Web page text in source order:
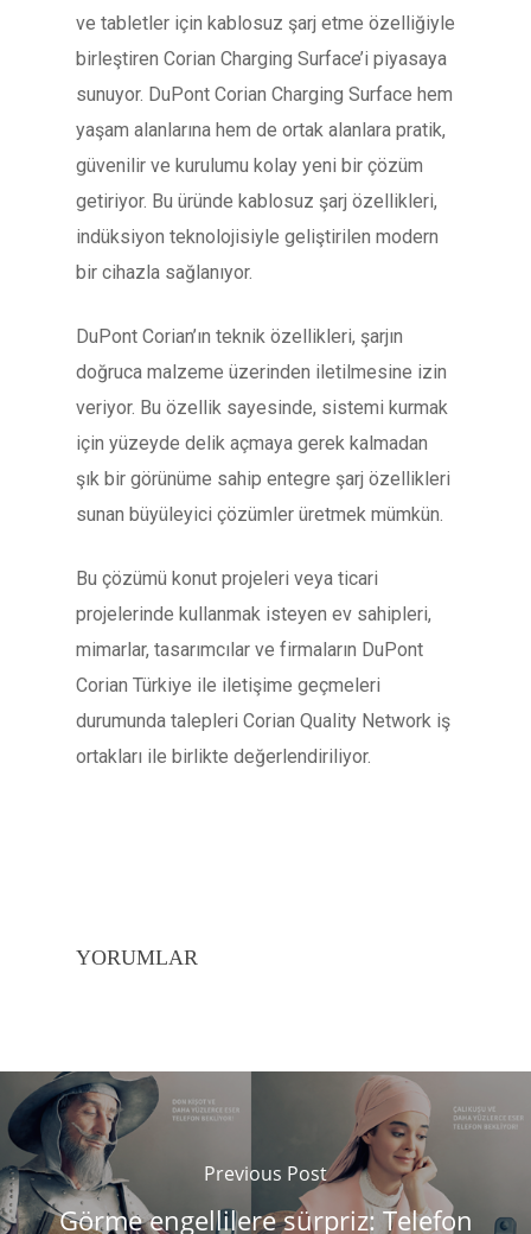
ve tabletler için kablosuz şarj etme özelliğiyle
birleştiren Corian Charging Surface’i piyasaya
sunuyor. DuPont Corian Charging Surface hem
yaşam alanlarına hem de ortak alanlara pratik,
güvenilir ve kurulumu kolay yeni bir çözüm
getiriyor. Bu üründe kablosuz şarj özellikleri,
indüksiyon teknolojisiyle geliştirilen modern
bir cihazla sağlanıyor.
DuPont Corian’ın teknik özellikleri, şarjın
doğruca malzeme üzerinden iletilmesine izin
veriyor. Bu özellik sayesinde, sistemi kurmak
için yüzeyde delik açmaya gerek kalmadan
şık bir görünüme sahip entegre şarj özellikleri
sunan büyüleyici çözümler üretmek mümkün.
Bu çözümü konut projeleri veya ticari
projelerinde kullanmak isteyen ev sahipleri,
mimarlar, tasarımcılar ve firmaların DuPont
Corian Türkiye ile iletişime geçmeleri
durumunda talepleri Corian Quality Network iş
ortakları ile birlikte değerlendiriliyor.
YORUMLAR
Previous Post
Görme engellilere sürpriz: Telefon